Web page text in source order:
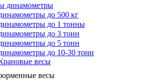
динамометры
до 500 кг
до 1 тонны
до 3 тонн
до 5 тонн
до 10-30 тонн
весы
весы